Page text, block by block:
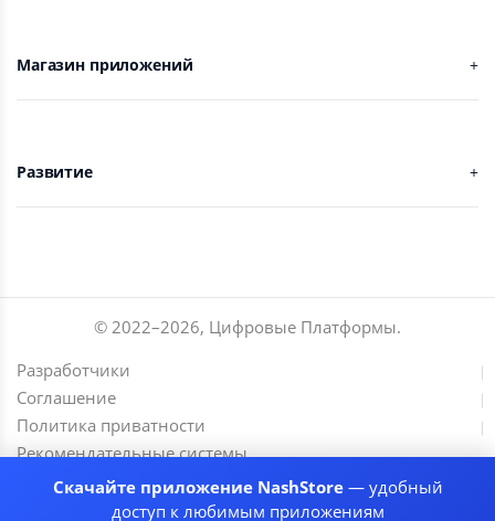
Магазин приложений
Развитие
© 2022–2026, Цифровые Платформы.
Разработчики
Соглашение
Политика приватности
Рекомендательные системы
Скачайте приложение NashStore— удобный
доступ к любимым приложениям